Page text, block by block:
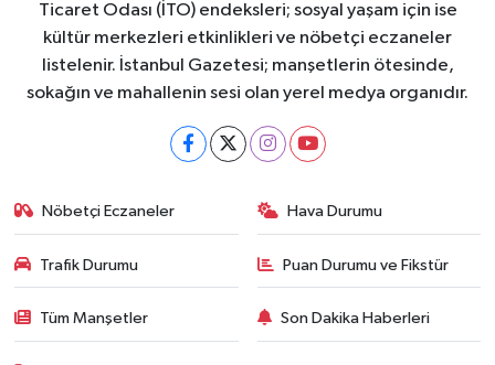
Ticaret Odası (İTO) endeksleri; sosyal yaşam için ise
kültür merkezleri etkinlikleri ve nöbetçi eczaneler
listelenir. İstanbul Gazetesi; manşetlerin ötesinde,
sokağın ve mahallenin sesi olan yerel medya organıdır.
Nöbetçi Eczaneler Hava Durumu
Trafik Durumu Puan Durumu ve Fikstür
Tüm Manşetler Son Dakika Haberleri